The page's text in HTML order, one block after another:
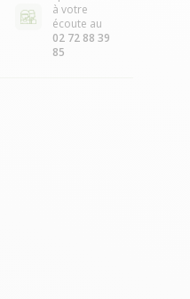
à votre
écoute au
02 72 88 39
85